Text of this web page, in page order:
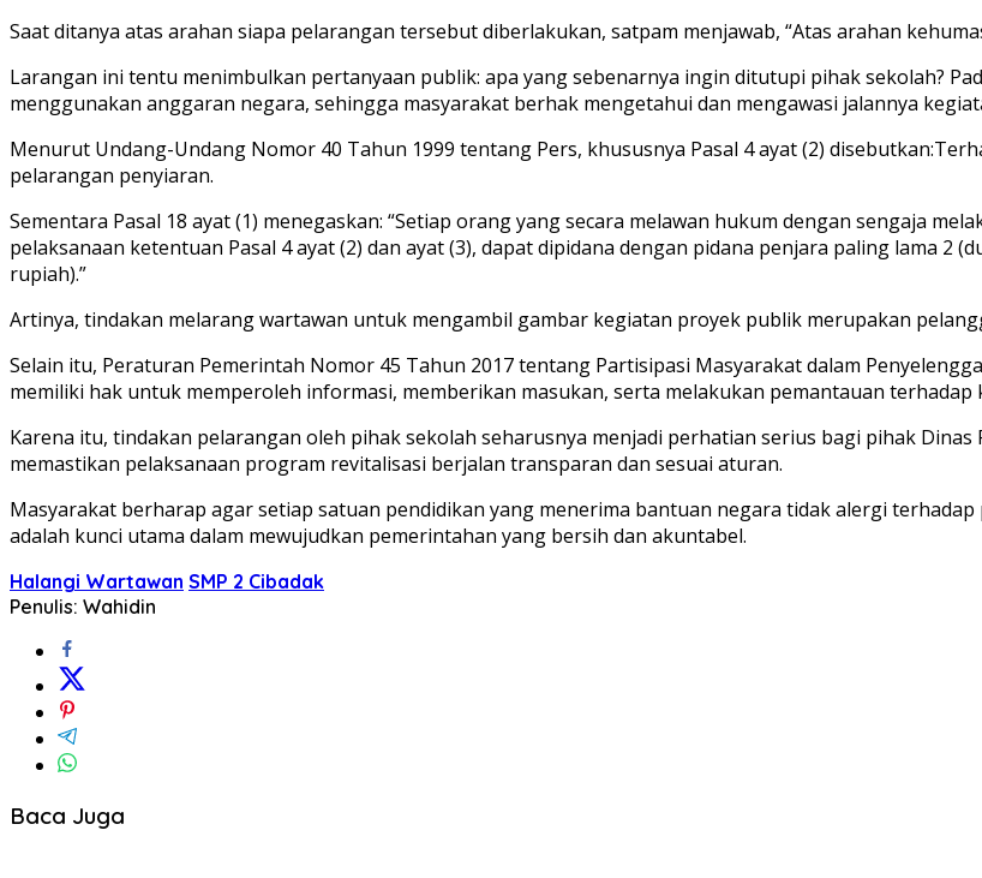
Saat ditanya atas arahan siapa pelarangan tersebut diberlakukan, satpam menjawab, “Atas arahan
Larangan ini tentu menimbulkan pertanyaan publik: apa yang sebenarnya ingin ditutupi pihak sekolah?
menggunakan anggaran negara, sehingga masyarakat berhak mengetahui dan mengawasi jalannya
Menurut Undang-Undang Nomor 40 Tahun 1999 tentang Pers, khususnya Pasal 4 ayat (2)
pelarangan penyiaran.
Sementara Pasal 18 ayat (1) menegaskan: “Setiap orang yang secara melawan hukum dengan sengaja
pelaksanaan ketentuan Pasal 4 ayat (2) dan ayat (3), dapat dipidana dengan pidana penjara paling lama 2
rupiah).”
Artinya, tindakan melarang wartawan untuk mengambil gambar kegiatan proyek publik merupakan
Selain itu, Peraturan Pemerintah Nomor 45 Tahun 2017 tentang Partisipasi Masyarakat dalam
memiliki hak untuk memperoleh informasi, memberikan masukan, serta melakukan pemantauan
Karena itu, tindakan pelarangan oleh pihak sekolah seharusnya menjadi perhatian serius bagi pihak
memastikan pelaksanaan program revitalisasi berjalan transparan dan sesuai aturan.
Masyarakat berharap agar setiap satuan pendidikan yang menerima bantuan negara tidak alergi
adalah kunci utama dalam mewujudkan pemerintahan yang bersih dan akuntabel.
Halangi Wartawan SMP 2 Cibadak
Penulis: Wahidin
Baca Juga